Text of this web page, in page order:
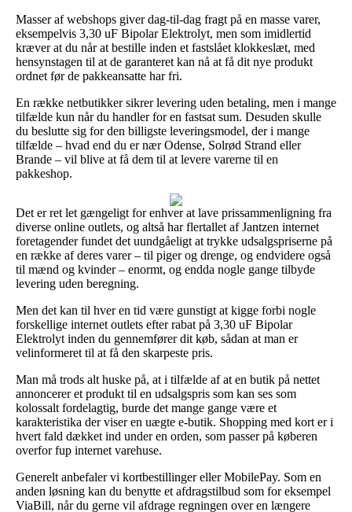
Masser af webshops giver dag-til-dag fragt på en masse varer,
eksempelvis 3,30 uF Bipolar Elektrolyt, men som imidlertid
kræver at du når at bestille inden et fastslået klokkeslæt, med
hensynstagen til at de garanteret kan nå at få dit nye produkt
ordnet før de pakkeansatte har fri.
En række netbutikker sikrer levering uden betaling, men i mange
tilfælde kun når du handler for en fastsat sum. Desuden skulle
du beslutte sig for den billigste leveringsmodel, der i mange
tilfælde – hvad end du er nær Odense, Solrød Strand eller
Brande – vil blive at få dem til at levere varerne til en
pakkeshop.
Det er ret let gængeligt for enhver at lave prissammenligning fra
diverse online outlets, og altså har flertallet af Jantzen internet
foretagender fundet det uundgåeligt at trykke udsalgspriserne på
en række af deres varer – til piger og drenge, og endvidere også
til mænd og kvinder – enormt, og endda nogle gange tilbyde
levering uden beregning.
Men det kan til hver en tid være gunstigt at kigge forbi nogle
forskellige internet outlets efter rabat på 3,30 uF Bipolar
Elektrolyt inden du gennemfører dit køb, sådan at man er
velinformeret til at få den skarpeste pris.
Man må trods alt huske på, at i tilfælde af at en butik på nettet
annoncerer et produkt til en udsalgspris som kan ses som
kolossalt fordelagtig, burde det mange gange være et
karakteristika der viser en uægte e-butik. Shopping med kort er i
hvert fald dækket ind under en orden, som passer på køberen
overfor fup internet varehuse.
Generelt anbefaler vi kortbestillinger eller MobilePay. Som en
anden løsning kan du benytte et afdragstilbud som for eksempel
ViaBill, når du gerne vil afdrage regningen over en længere